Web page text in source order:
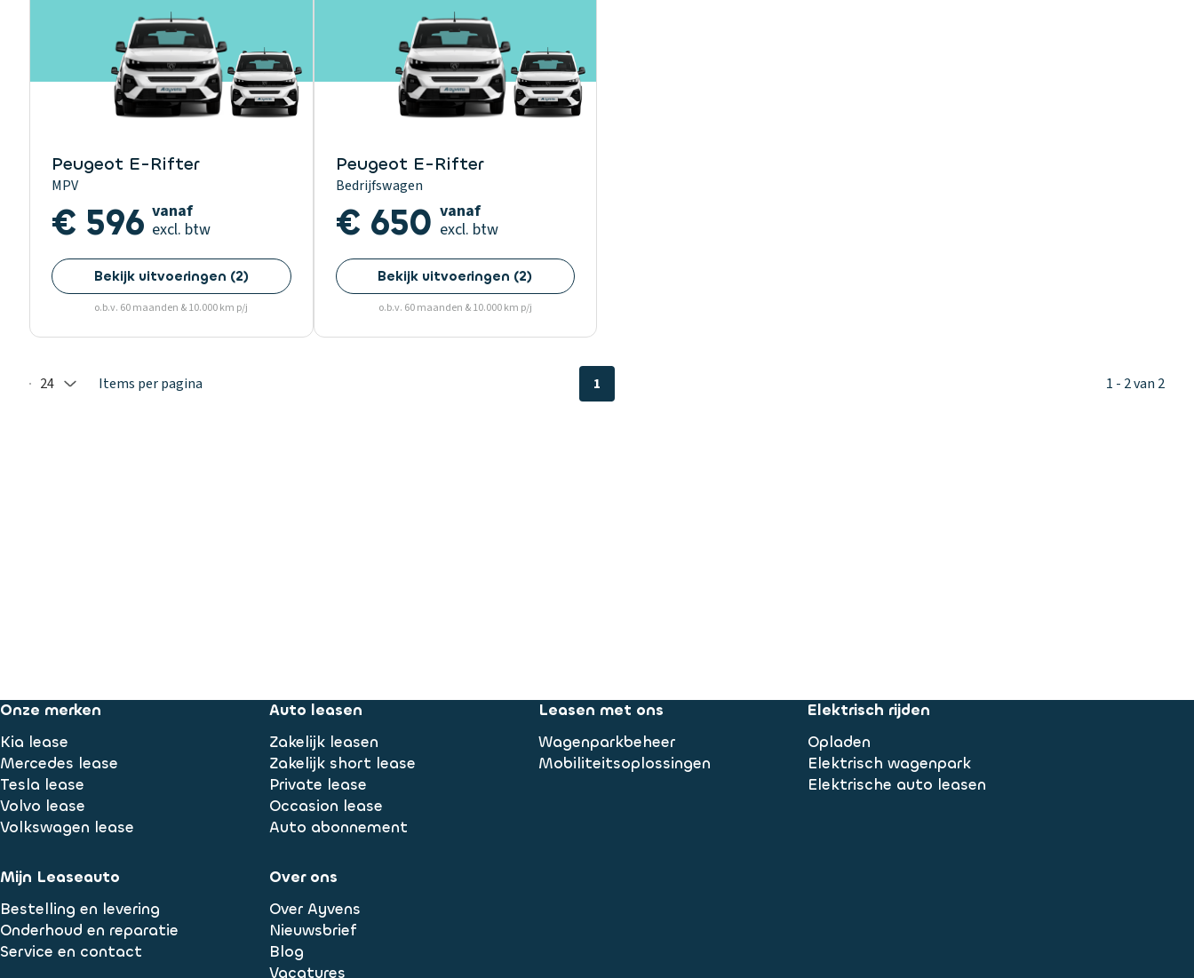
Peugeot E-Rifter
MPV
€ 596 vanaf
excl. btw
Bekijk uitvoeringen (2)
o.b.v. 60 maanden & 10.000 km p/j
Peugeot E-Rifter
Bedrijfswagen
€ 650 vanaf
excl. btw
Bekijk uitvoeringen (2)
o.b.v. 60 maanden & 10.000 km p/j
Selected: 24
24 Items per pagina 1 1 - 2 van 2
Onze merken
Kia lease
Mercedes lease
Tesla lease
Volvo lease
Volkswagen lease
Auto leasen
Zakelijk leasen
Zakelijk short lease
Private lease
Occasion lease
Auto abonnement
Leasen met ons
Wagenparkbeheer
Mobiliteitsoplossingen
Elektrisch rijden
Opladen
Elektrisch wagenpark
Elektrische auto leasen
Mijn Leaseauto
Bestelling en levering
Onderhoud en reparatie
Service en contact
Over ons
Over Ayvens
Nieuwsbrief
Blog
Vacatures